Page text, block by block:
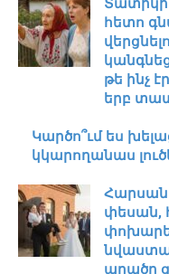
հետո
թե ինչ
երբ
Կարծո՞ւմ ես
կկարողանաս
փեսան,
արածը